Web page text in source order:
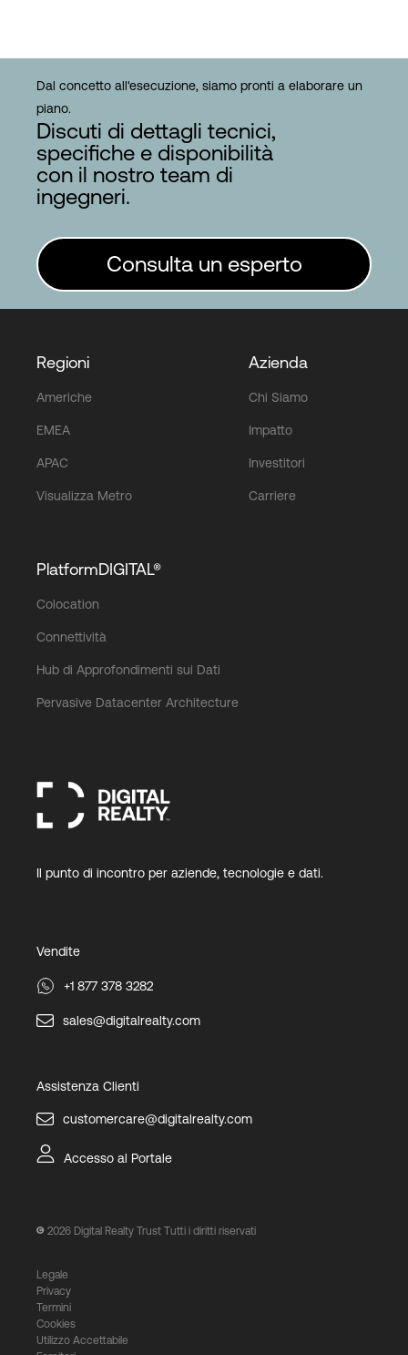
Dal concetto all'esecuzione, siamo pronti a elaborare un
piano.
Discuti di dettagli tecnici,
specifiche e disponibilità
con il nostro team di
ingegneri.
Consulta un esperto
Regioni
Americhe
EMEA
APAC
Visualizza Metro
Azienda
Chi Siamo
Impatto
Investitori
Carriere
PlatformDIGITAL®
Colocation
Connettività
Hub di Approfondimenti sui Dati
Pervasive Datacenter Architecture
Il punto di incontro per aziende, tecnologie e dati.
Vendite
+1 877 378 3282
sales@digitalrealty.com
Assistenza Clienti
customercare@digitalrealty.com
Accesso al Portale
2026 Digital Realty Trust Tutti i diritti riservati
Legale
Privacy
Termini
Cookies
Utilizzo Accettabile